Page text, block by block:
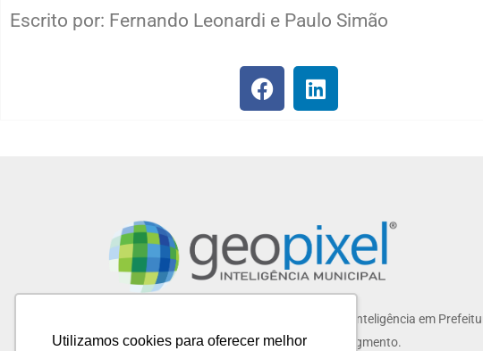
Utilizamos cookies para oferecer melhor
Escrito por: Fernando Leonardi e Paulo Simão
Desde 2007 implementando soluções de GeoInteligência em
no Brasil, sendo reconhecida como líder no segmento.